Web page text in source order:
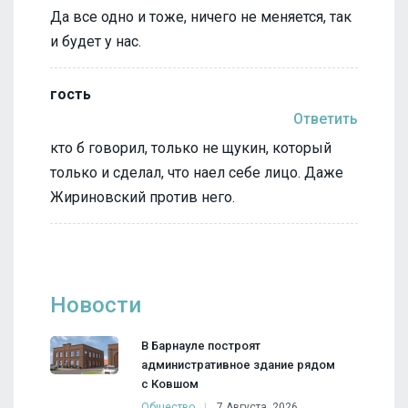
Да все одно и тоже, ничего не меняется, так
и будет у нас.
гость
Ответить
кто б говорил, только не щукин, который
только и сделал, что наел себе лицо. Даже
Жириновский против него.
Новости
В Барнауле построят
административное здание рядом
с Ковшом